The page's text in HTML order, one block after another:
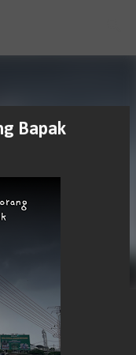
Bapak